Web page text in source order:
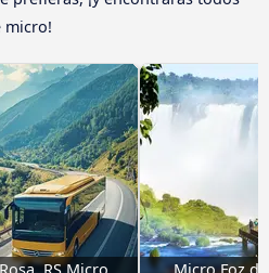
micro!
RS Micro Micro Foz